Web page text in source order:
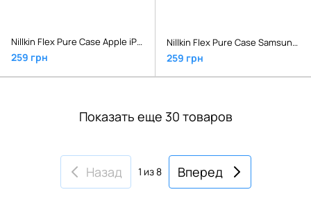
Nillkin Flex Pure Case Apple iPhone 11 Pro Red
259 грн
Nillkin Flex Pure Case Samsung Galaxy Note 10 SM-N970 Red
259 грн
Показать еще 30 товаров
Назад 1 из 8 Вперед